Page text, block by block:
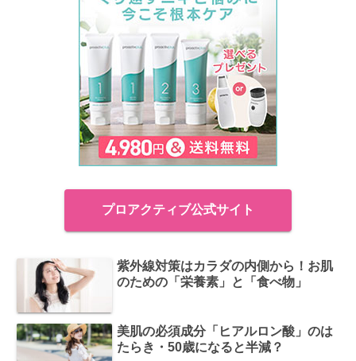
プロアクティブ公式サイト
紫外線対策はカラダの内側から！お肌
のための「栄養素」と「食べ物」
美肌の必須成分「ヒアルロン酸」のは
たらき・50歳になると半減？